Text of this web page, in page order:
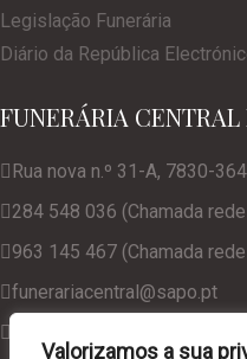
Valorizamos a sua
Legislação Funerária
Diário da República
FUNERÁRIA CENTRAL
Rua nova n.º 31-A, 7830-
284 548 036 (Chamada
963 145 467 (Chamada
funerariacentral@sapo.pt